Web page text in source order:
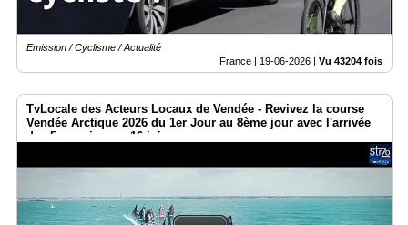
Emission / Cyclisme / Actualité
France | 19-06-2026 | Vu 43204 fois
TvLocale des Acteurs Locaux de Vendée - Revivez la course
Vendée Arctique 2026 du 1er Jour au 8ème jour avec l'arrivée
des 5 premiers ce 16 juin.